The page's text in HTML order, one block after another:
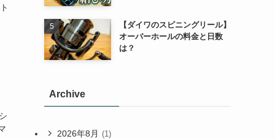
【ダイワのスピニングリール】
オーバーホールの料金と日数
は？
Archive
2026年8月 (1)